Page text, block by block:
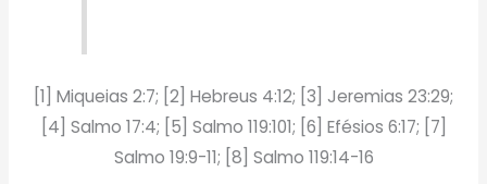
[1] Miqueias 2:7; [2] Hebreus 4:12; [3] Jeremias 23:29;
[4] Salmo 17:4; [5] Salmo 119:101; [6] Efésios 6:17; [7]
Salmo 19:9-11; [8] Salmo 119:14-16